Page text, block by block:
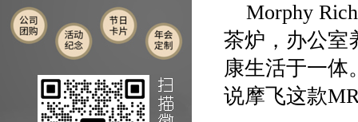
Morphy
茶炉，办公室
康生活于一体
说摩飞这款